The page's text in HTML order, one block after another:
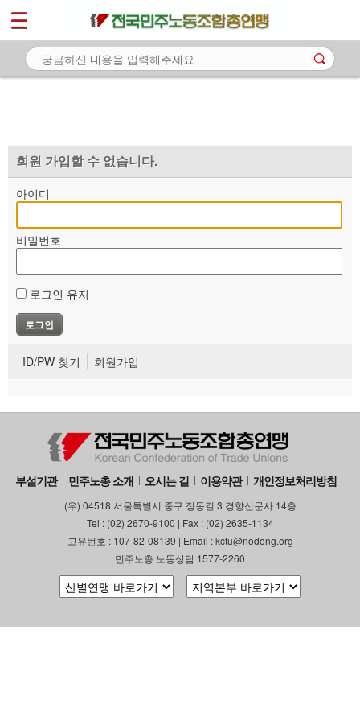
회원 가입할 수 없습니다.
아이디
비밀번호
로그인 유지
ID/PW 찾기 회원가입
부설기관 민주노총 소개 오시는 길 이용약관 개인정보처리방침
(우) 04518 서울특별시 중구 정동길 3 경향신문사 14층
Tel : (02) 2670-9100 | Fax : (02) 2635-1134
고유번호 : 107-82-08139 | Email : kctu@nodong.org
민주노총 노동상담 1577-2260
마이페이지
소개
자료
부설기관